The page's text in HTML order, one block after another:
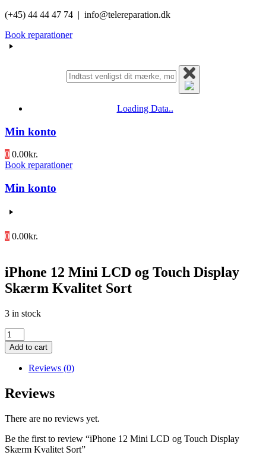
Videre
indhold
(+45) 44 44 47 74 | info@telereparation.dk
Book reparationer
Loading Data..
Min konto
0 0.00kr.
Book reparationer
Min konto
0 0.00kr.
iPhone 12 Mini LCD og Touch Display
Skærm Kvalitet Sort
3 in stock
iPhone
12
Mini
LCD
Touch
Display
Kvalitet
quantity
Add to cart
Reviews (0)
Reviews
There are no reviews yet.
Be the first to review “iPhone 12 Mini LCD og Touch Display
Skærm Kvalitet Sort”